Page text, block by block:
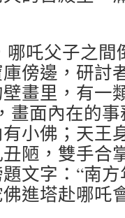
哪吒父子之間
傍邊，研討
畫里，有一
畫面內在的
小佛；天王
陋，雙手合
文字：“南
進塔赴哪吒